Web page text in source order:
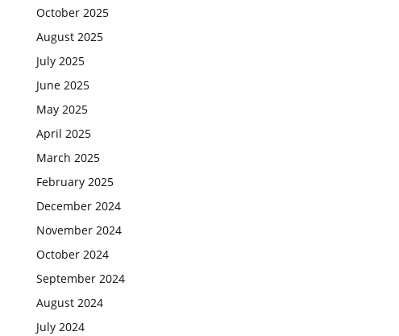
October 2025
August 2025
July 2025
June 2025
May 2025
April 2025
March 2025
February 2025
December 2024
November 2024
October 2024
September 2024
August 2024
July 2024